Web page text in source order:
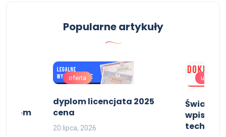
Popularne artykuły
oferta
dyplom licencjata 2025
cena
20 lipca, 2026
uslugi
wpisem,